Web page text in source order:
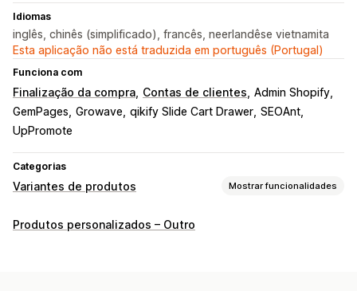
Idiomas
inglês, chinês (simplificado), francês, neerlandêse vietnamita
Esta aplicação não está traduzida em português (Portugal)
Funciona com
Finalização da compra Contas de clientes Admin Shopify
GemPages Growave qikify Slide Cart Drawer SEOAnt
UpPromote
Categorias
Variantes de produtos Mostrar funcionalidades
Personalização
Produtos personalizados – Outro